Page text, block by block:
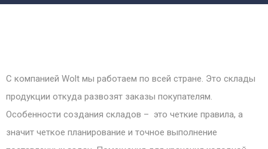
С компанией Wolt мы работаем по всей стране. Это склады
продукции откуда развозят заказы покупателям.
Особенности создания складов – это четкие правила, а
значит четкое планирование и точное выполнение